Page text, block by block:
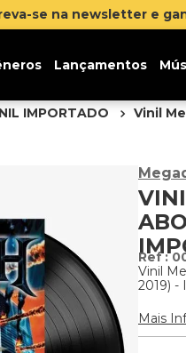
Lançamentos
IMPORTADO Vinil
:
Vinil
2019) -
Mais